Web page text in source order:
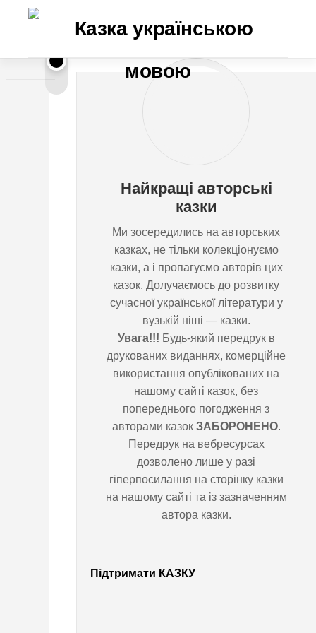
Перейти
с
л
я
ч
к
и
зірочками
Найкращі авторські
казки
Ми зосередились на авторських
казках, не тільки колекціонуємо
казки, а і пропагуємо авторів цих
казок. Долучаємось до розвитку
сучасної української літератури у
вузькій ніші — казки.
Увага!!!Будь-який передрук в
друкованих виданнях,
комерційне використання
опублікованих на нашому сайті
казок, без попереднього
погодження з авторами казок
ЗАБОРОНЕНО. Передрук на
вебресурсах дозволено лише у
разі гіперпосилання на сторінку
казки на нашому сайті та із
зазначенням автора казки.
Підтримати КАЗКУ